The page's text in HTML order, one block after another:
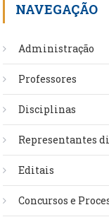
NAVEGAÇÃO
Administração
Professores
Disciplinas
Representantes
Editais
Concursos e